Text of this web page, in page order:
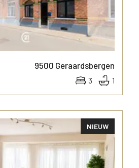
MEER INFO
9500 Geraardsbergen
3 1
NIEUW